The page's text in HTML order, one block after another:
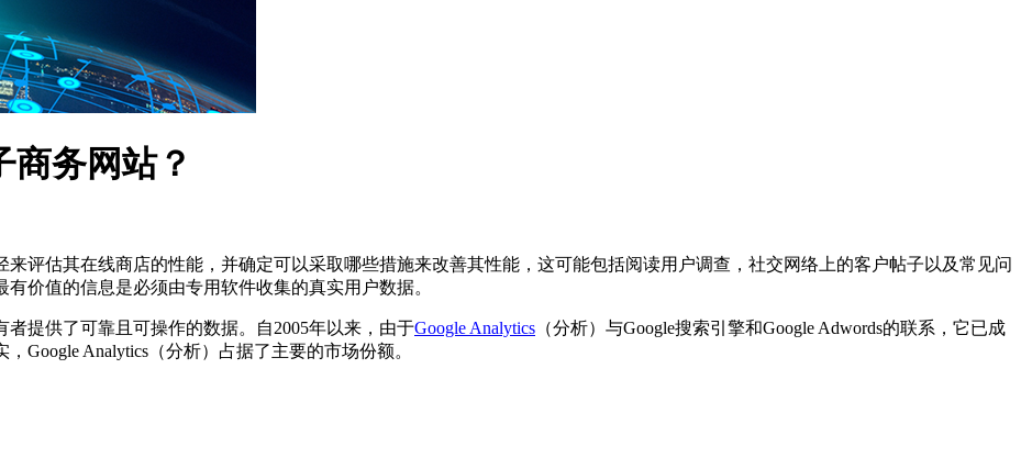
商务网站？
评估其在线商店的性能，并确定可以采取哪些措施来改善其性能，这可能包括阅读用户调查，社交网络上的客户帖子以及常见问
价值的信息是必须由专用软件收集的真实用户数据。
提供了可靠且可操作的数据。自2005年以来，由于Google Analytics （分析）与Google搜索引擎和Google Adwords的联系，它已成
Google Analytics（分析）占据了主要的市场份额。